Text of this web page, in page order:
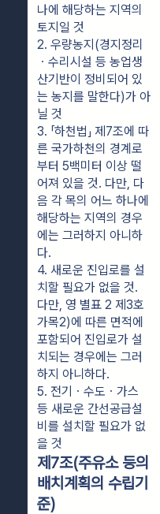
나에 해당하는 지역의
토지일 것
2. 우량농지(경지정리
ㆍ수리시설 등 농업생
산기반이 정비되어 있
는 농지를 말한다)가 아
닐 것
3. 「하천법」 제7조에 따
른 국가하천의 경계로
부터 5백미터 이상 떨
어져 있을 것. 다만, 다
음 각 목의 어느 하나에
해당하는 지역의 경우
에는 그러하지 아니하
다.
4. 새로운 진입로를 설
치할 필요가 없을 것.
다만, 영 별표 2 제3호
가목2)에 따른 면적에
포함되어 진입로가 설
치되는 경우에는 그러
하지 아니하다.
5. 전기ㆍ수도ㆍ가스
등 새로운 간선공급설
비를 설치할 필요가 없
을 것
제7조(주유소 등의
배치계획의 수립기
준)